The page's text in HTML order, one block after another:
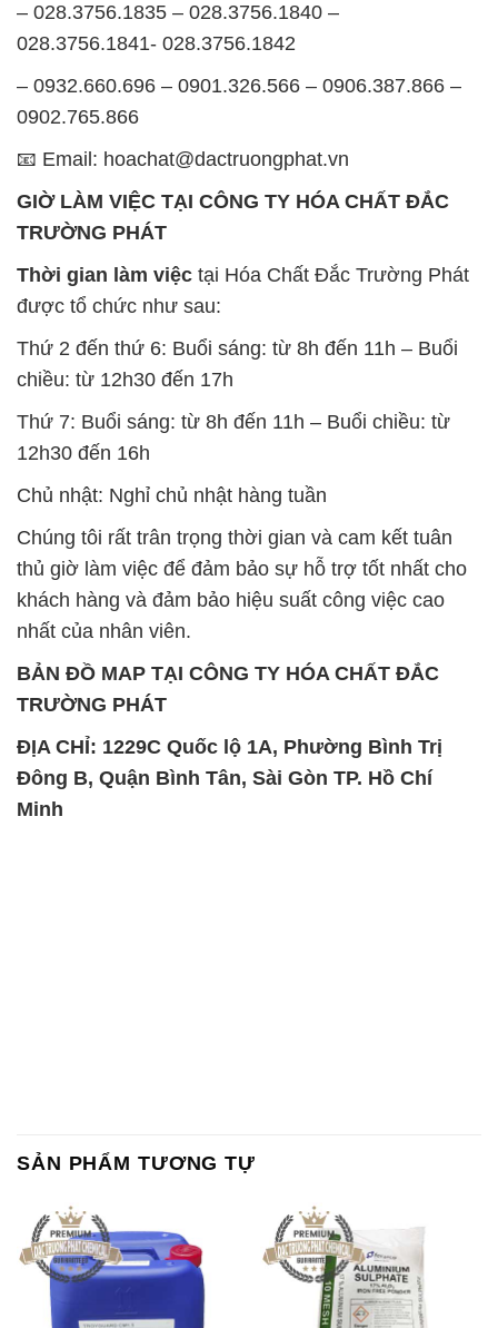
– 028.3756.1835 – 028.3756.1840 –
028.3756.1841- 028.3756.1842
– 0932.660.696 – 0901.326.566 – 0906.387.866 –
0902.765.866
📧 Email: hoachat@dactruongphat.vn
GIỜ LÀM VIỆC TẠI CÔNG TY HÓA CHẤT ĐẮC
TRƯỜNG PHÁT
Thời gian làm việc tại Hóa Chất Đắc Trường Phát
được tổ chức như sau:
Thứ 2 đến thứ 6: Buổi sáng: từ 8h đến 11h – Buổi
chiều: từ 12h30 đến 17h
Thứ 7: Buổi sáng: từ 8h đến 11h – Buổi chiều: từ
12h30 đến 16h
Chủ nhật: Nghỉ chủ nhật hàng tuần
Chúng tôi rất trân trọng thời gian và cam kết tuân
thủ giờ làm việc để đảm bảo sự hỗ trợ tốt nhất cho
khách hàng và đảm bảo hiệu suất công việc cao
nhất của nhân viên.
BẢN ĐỒ MAP TẠI CÔNG TY HÓA CHẤT ĐẮC
TRƯỜNG PHÁT
ĐỊA CHỈ: 1229C Quốc lộ 1A, Phường Bình Trị
Đông B, Quận Bình Tân, Sài Gòn TP. Hồ Chí
Minh
SẢN PHẨM TƯƠNG TỰ